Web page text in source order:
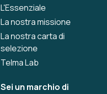
L'Essenziale
La nostra missione
La nostra carta di
selezione
Telma Lab
Sei un marchio di